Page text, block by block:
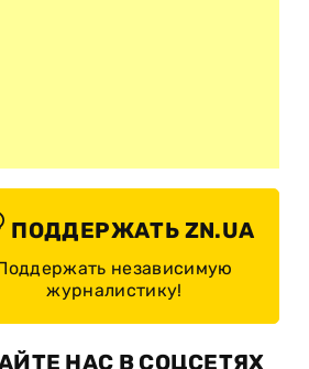
ПОДДЕРЖАТЬ ZN.UA
независимую
журналистику!
НАС В СОЦСЕТЯХ